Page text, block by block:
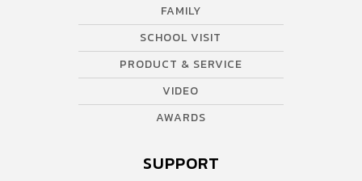
FAMILY
SCHOOL VISIT
PRODUCT & SERVICE
VIDEO
AWARDS
SUPPORT